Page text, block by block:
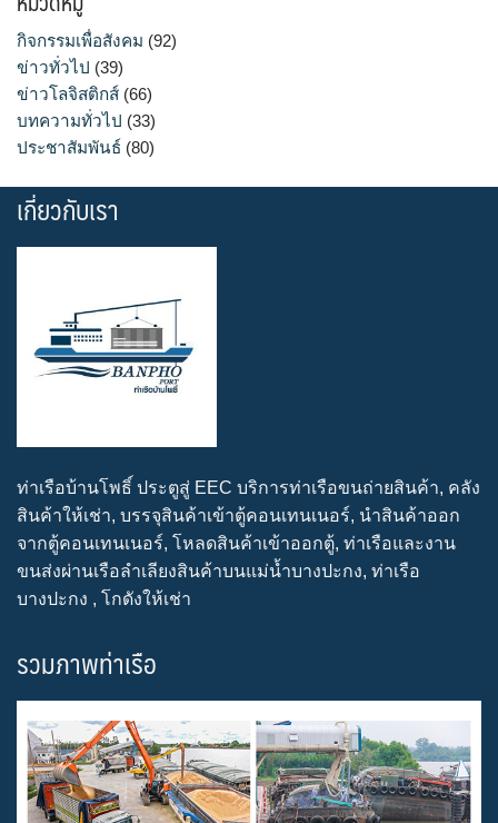
กิจกรรมเพื่อสังคม (92)
ข่าวทั่วไป (39)
ข่าวโลจิสติกส์ (66)
บทความทั่วไป (33)
ประชาสัมพันธ์ (80)
เกี่ยวกับเรา
ท่าเรือบ้านโพธิ์ ประตูสู่ EEC บริการท่าเรือขนถ่ายสินค้า, คลัง
สินค้าให้เช่า, บรรจุสินค้าเข้าตู้คอนเทนเนอร์, นำสินค้าออก
จากตู้คอนเทนเนอร์, โหลดสินค้าเข้าออกตู้, ท่าเรือและงาน
ขนส่งผ่านเรือลำเลียงสินค้าบนแม่น้ำบางปะกง, ท่าเรือ
บางปะกง , โกดังให้เช่า
รวมภาพท่าเรือ